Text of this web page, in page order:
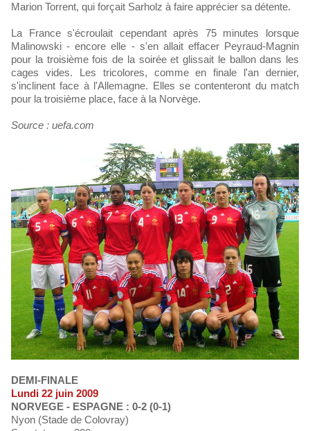
Marion Torrent, qui forçait Sarholz à faire apprécier sa détente.
La France s'écroulait cependant après 75 minutes lorsque
Malinowski - encore elle - s'en allait effacer Peyraud-Magnin
pour la troisième fois de la soirée et glissait le ballon dans les
cages vides. Les tricolores, comme en finale l'an dernier,
s'inclinent face à l'Allemagne. Elles se contenteront du match
pour la troisième place, face à la Norvège.
Source : uefa.com
DEMI-FINALE
Lundi 22 juin 2009
NORVEGE - ESPAGNE : 0-2 (0-1)
Nyon (Stade de Colovray)